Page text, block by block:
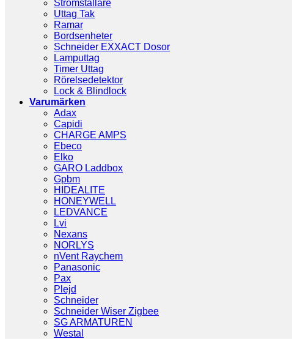
Strömställare
Uttag Tak
Ramar
Bordsenheter
Schneider EXXACT Dosor
Lamputtag
Timer Uttag
Rörelsedetektor
Lock & Blindlock
Varumärken
Adax
Capidi
CHARGE AMPS
Ebeco
Elko
GARO Laddbox
Gpbm
HIDEALITE
HONEYWELL
LEDVANCE
Lvi
Nexans
NORLYS
nVent Raychem
Panasonic
Pax
Plejd
Schneider
Schneider Wiser Zigbee
SG ARMATUREN
Westal